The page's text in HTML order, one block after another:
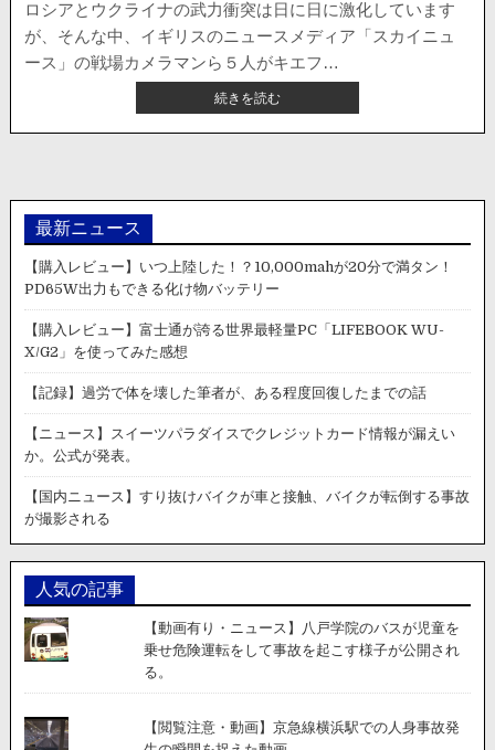
日：
ロシアとウクライナの武力衝突は日に日に激化しています
が、そんな中、イギリスのニュースメディア「スカイニュ
ース」の戦場カメラマンら５人がキエフ…
続きを読む【動
画
ニ
ス】
エ
フ
郊
で
場
カ
メ
ラ
ン
５
銃
受
け、
一
負
傷。
最新ニュース
【購入レビュー】いつ上陸した！？10,000mahが20分で満タン！
PD65W出力もできる化け物バッテリー
【購入レビュー】富士通が誇る世界最軽量PC「LIFEBOOK WU-
X/G2」を使ってみた感想
【記録】過労で体を壊した筆者が、ある程度回復したまでの話
【ニュース】スイーツパラダイスでクレジットカード情報が漏えい
か。公式が発表。
【国内ニュース】すり抜けバイクが車と接触、バイクが転倒する事故
が撮影される
人気の記事
【動画有り・ニュース】八戸学院のバスが児童を
乗せ危険運転をして事故を起こす様子が公開され
る。
【閲覧注意・動画】京急線横浜駅での人身事故発